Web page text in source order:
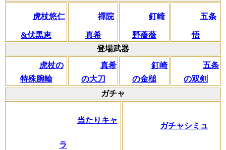
虎杖悠仁
&伏黒恵
禪院
真希
釘崎
野薔薇
五条
悟
登場武器
虎杖の
特殊腕輪
真希
の大刀
釘崎
の金槌
五条
の双剣
ガチャ
当たりキャ
ラ
ガチャシミュ